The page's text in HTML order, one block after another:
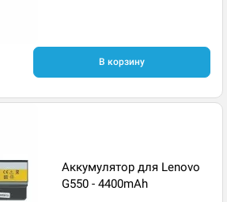
В корзину
Аккумулятор для Lenovo
G550 - 4400mAh